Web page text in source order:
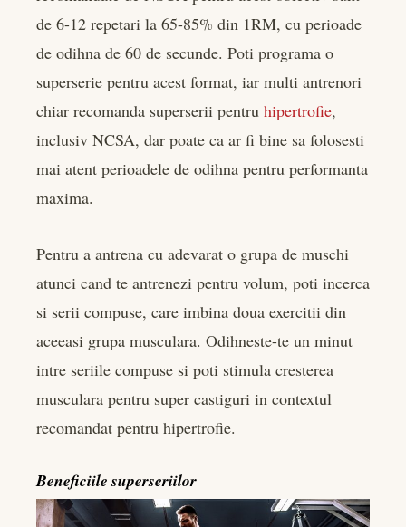
de 6-12 repetari la 65-85% din 1RM, cu perioade
de odihna de 60 de secunde. Poti programa o
superserie pentru acest format, iar multi antrenori
chiar recomanda superserii pentru hipertrofie,
inclusiv NCSA, dar poate ca ar fi bine sa folosesti
mai atent perioadele de odihna pentru performanta
maxima.
Pentru a antrena cu adevarat o grupa de muschi
atunci cand te antrenezi pentru volum, poti incerca
si serii compuse, care imbina doua exercitii din
aceeasi grupa musculara. Odihneste-te un minut
intre seriile compuse si poti stimula cresterea
musculara pentru super castiguri in contextul
recomandat pentru hipertrofie.
Beneficiile superseriilor